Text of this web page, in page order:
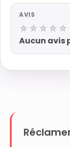
AVIS
☆☆☆☆☆
Aucun avis